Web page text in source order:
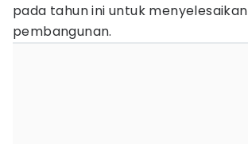
pada tahun ini untuk menyelesaikan
pembangunan.